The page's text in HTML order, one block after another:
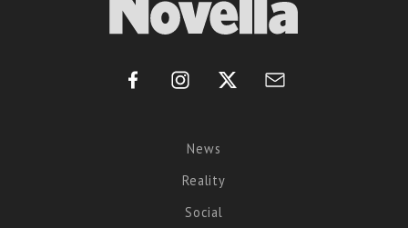
News
Reality
Social